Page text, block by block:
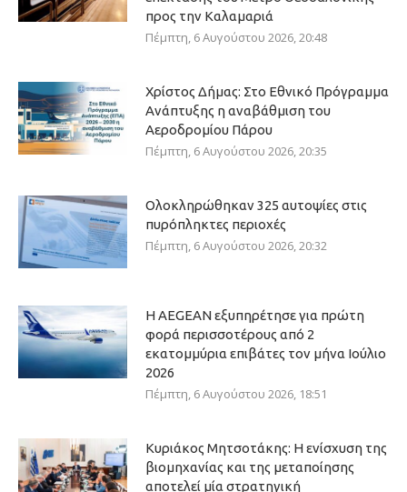
προς την Καλαμαριά
Πέμπτη, 6 Αυγούστου 2026, 20:48
Χρίστος Δήμας: Στο Εθνικό Πρόγραμμα
Ανάπτυξης η αναβάθμιση του
Αεροδρομίου Πάρου
Πέμπτη, 6 Αυγούστου 2026, 20:35
Ολοκληρώθηκαν 325 αυτοψίες στις
πυρόπληκτες περιοχές
Πέμπτη, 6 Αυγούστου 2026, 20:32
Η AEGEAN εξυπηρέτησε για πρώτη
φορά περισσοτέρους από 2
εκατομμύρια επιβάτες τον μήνα Ιούλιο
2026
Πέμπτη, 6 Αυγούστου 2026, 18:51
Κυριάκος Μητσοτάκης: Η ενίσχυση της
βιομηχανίας και της μεταποίησης
αποτελεί μία στρατηγική